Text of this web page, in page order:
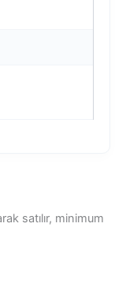
satılır, minimum